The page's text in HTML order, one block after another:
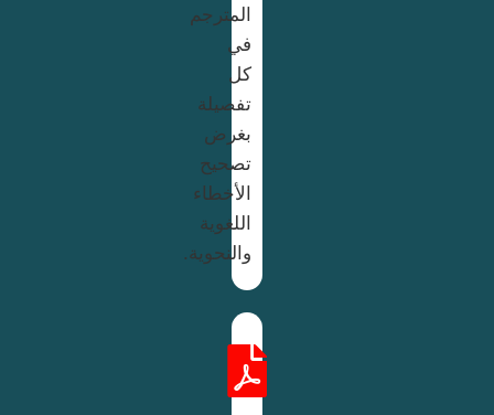
المترجم
في
كل
تفصيلة
بغرض
تصحيح
الأخطاء
اللغوية
والنحوية.